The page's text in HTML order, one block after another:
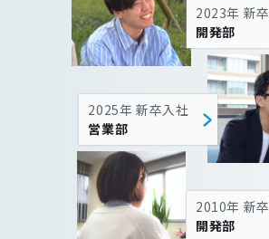
2023年 新
開発部
2025年 新卒入社
営業部
2010年 新
開発部